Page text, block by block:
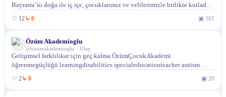
Bayramı’nı doğa ile iç içe, çocuklarımız ve velilerimizle birlikte kutladık.
Etkinlik sırasında spor aktiviteleri ve müzikal performanslarla keyifli
anlar yaşadık. Bu tarz sosyal e...
♡ 12↳ 0 ▣ 161
Özüm Akademioglu
@ozumakademioglu · 10ay
Gelişimsel farklılıkar için geç kalma ÖzümÇocukAkademi
öğrenmegüçlüğü learningdisabilities specialeducationteacher autism
otizm disleksi ergoterapi beyazoda
♡ 2↳ 0 ▣ 20